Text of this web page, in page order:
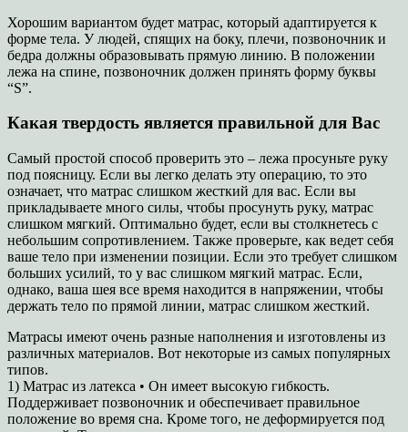
Хорошим вариантом будет матрас, который адаптируется к
форме тела. У людей, спящих на боку, плечи, позвоночник и
бедра должны образовывать прямую линию. В положении
лежа на спине, позвоночник должен принять форму буквы
“S”.
Какая твердость является правильной для Вас
Самый простой способ проверить это – лежа просуньте руку
под поясницу. Если вы легко делать эту операцию, то это
означает, что матрас слишком жесткий для вас. Если вы
прикладываете много силы, чтобы просунуть руку, матрас
слишком мягкий. Оптимально будет, если вы столкнетесь с
небольшим сопротивлением. Также проверьте, как ведет себя
ваше тело при изменении позиции. Если это требует слишком
больших усилий, то у вас слишком мягкий матрас. Если,
однако, ваша шея все время находится в напряжении, чтобы
держать тело по прямой линии, матрас слишком жесткий.
Матрасы имеют очень разные наполнения и изготовлены из
различных материалов. Вот некоторые из самых популярных
типов.
1) Матрас из латекса • Он имеет высокую гибкость.
Поддерживает позвоночник и обеспечивает правильное
положение во время сна. Кроме того, не деформируется под